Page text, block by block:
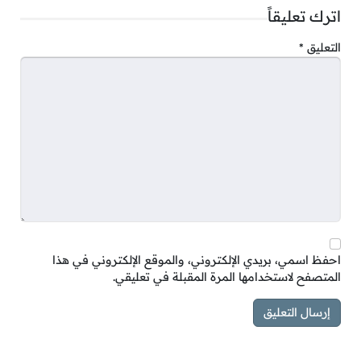
اترك تعليقاً
التعليق *
احفظ اسمي، بريدي الإلكتروني، والموقع الإلكتروني في هذا
المتصفح لاستخدامها المرة المقبلة في تعليقي.